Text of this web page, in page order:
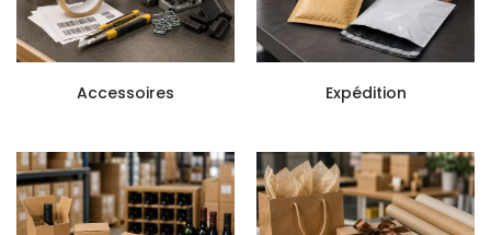
Accessoires Expédition